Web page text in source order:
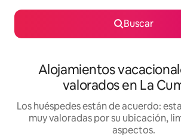
Buscar
Alojamientos
valorados en La
Los huéspedes están de acuerdo:
muy valoradas por su ubicación,
aspectos.